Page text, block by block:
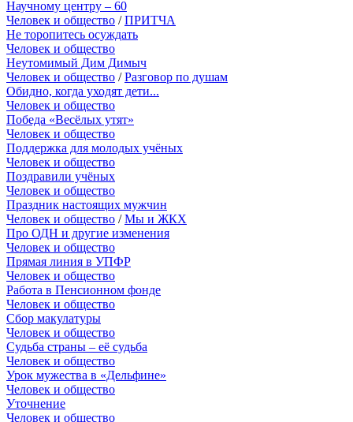
Научному центру – 60
Человек и общество /ПРИТЧА
Не торопитесь осуждать
Человек и общество
Неутомимый Дим Димыч
Человек и общество /Разговор по душам
Обидно, когда уходят дети...
Человек и общество
Победа «Весёлых утят»
Человек и общество
Поддержка для молодых учёных
Человек и общество
Поздравили учёных
Человек и общество
Праздник настоящих мужчин
Человек и общество /Мы и ЖКХ
Про ОДН и другие изменения
Человек и общество
Прямая линия в УПФР
Человек и общество
Работа в Пенсионном фонде
Человек и общество
Сбор макулатуры
Человек и общество
Судьба страны – её судьба
Человек и общество
Урок мужества в «Дельфине»
Человек и общество
Уточнение
Человек и общество